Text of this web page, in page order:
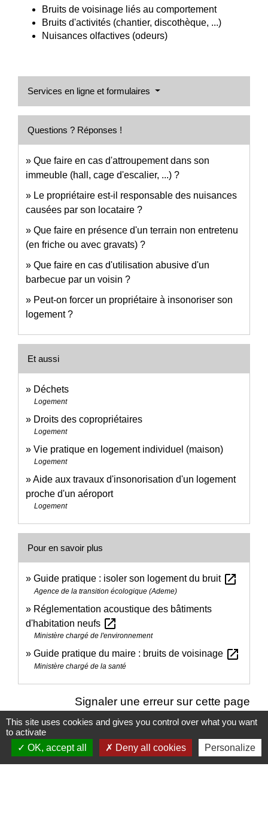
Bruits de voisinage liés au comportement
Bruits d'activités (chantier, discothèque, ...)
Nuisances olfactives (odeurs)
Services en ligne et formulaires
Questions ? Réponses !
Que faire en cas d'attroupement dans son
immeuble (hall, cage d'escalier, ...) ?
Le propriétaire est-il responsable des nuisances
causées par son locataire ?
Que faire en présence d'un terrain non entretenu
(en friche ou avec gravats) ?
Que faire en cas d'utilisation abusive d'un
barbecue par un voisin ?
Peut-on forcer un propriétaire à insonoriser son
logement ?
Et aussi
Déchets
Logement
Droits des copropriétaires
Logement
Vie pratique en logement individuel (maison)
Logement
Aide aux travaux d'insonorisation d'un logement
proche d'un aéroport
Logement
Pour en savoir plus
Guide pratique : isoler son logement du bruit open_in_new
Agence de la transition écologique (Ademe)
Réglementation acoustique des bâtiments
d'habitation neufs open_in_new
Ministère chargé de l'environnement
Guide pratique du maire : bruits de voisinage open_in_new
Ministère chargé de la santé
Signaler une erreur sur cette page
This site uses cookies and gives you control over what you want
to activate
OK, accept all
Deny all cookies Personalize